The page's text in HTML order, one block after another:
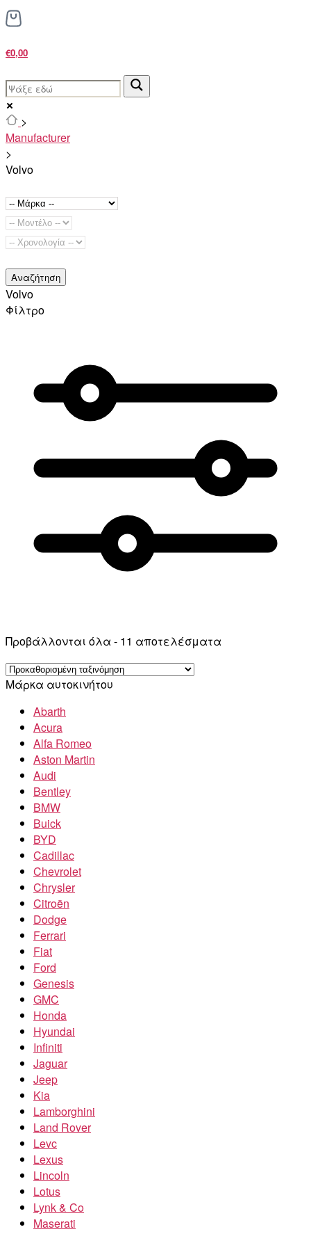
€0,00
>
Manufacturer
>
Volvo
Αναζήτηση
Volvo
Φίλτρο
Προβάλλονται όλα - 11 αποτελέσματα
Μάρκα αυτοκινήτου
Abarth
Acura
Alfa Romeo
Aston Martin
Audi
Bentley
BMW
Buick
BYD
Cadillac
Chevrolet
Chrysler
Citroën
Dodge
Ferrari
Fiat
Ford
Genesis
GMC
Honda
Hyundai
Infiniti
Jaguar
Jeep
Kia
Lamborghini
Land Rover
Levc
Lexus
Lincoln
Lotus
Lynk & Co
Maserati